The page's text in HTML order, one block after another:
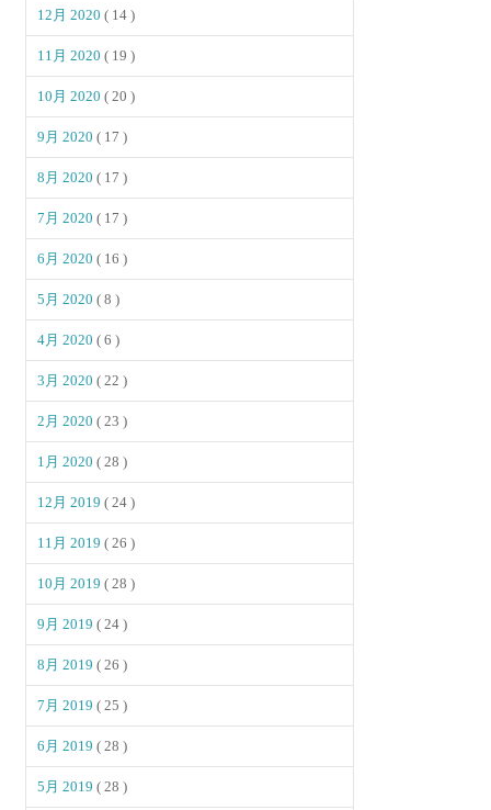
12月 2020( 14 )
11月 2020( 19 )
10月 2020( 20 )
9月 2020( 17 )
8月 2020( 17 )
7月 2020( 17 )
6月 2020( 16 )
5月 2020( 8 )
4月 2020( 6 )
3月 2020( 22 )
2月 2020( 23 )
1月 2020( 28 )
12月 2019( 24 )
11月 2019( 26 )
10月 2019( 28 )
9月 2019( 24 )
8月 2019( 26 )
7月 2019( 25 )
6月 2019( 28 )
5月 2019( 28 )